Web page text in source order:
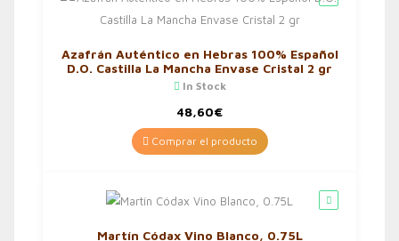
Azafrán Auténtico en Hebras 100% Español
D.O. Castilla La Mancha Envase Cristal 2 gr
In Stock
48,60€
Comprar el producto
Martín Códax Vino Blanco, 0.75L